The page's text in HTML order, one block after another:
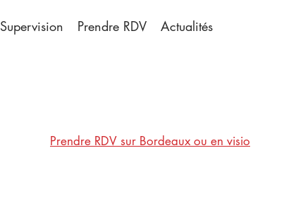
Supervision Prendre RDV Actualités
Prendre RDV sur Bordeaux ou en visio